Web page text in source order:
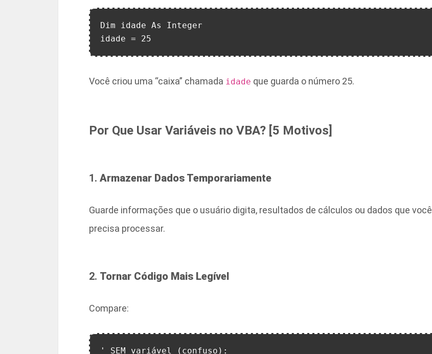
Dim idade As Integer
Você criou uma “caixa” chamada idade que guarda o número 25.
Por Que Usar Variáveis no VBA? [5 Motivos]
1. Armazenar Dados Temporariamente
Guarde informações que o usuário digita, resultados de cálculos ou dados que você
precisa processar.
2. Tornar Código Mais Legível
Compare:
' SEM variável (confuso):